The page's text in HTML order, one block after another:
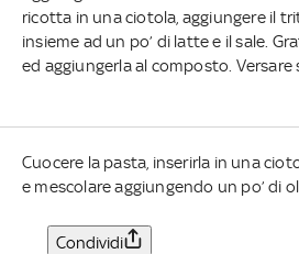
ricotta in una ciotola, aggiungere il
insieme ad un po’ di latte e il sale.
ed aggiungerla al composto.
Cuocere la pasta, inserirla in una
e mescolare aggiungendo un po’ di
Condividi